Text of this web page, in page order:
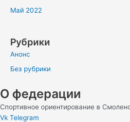
Май 2022
Рубрики
Анонс
Без рубрики
О федерации
Спортивное ориентирование в
Vk Telegram